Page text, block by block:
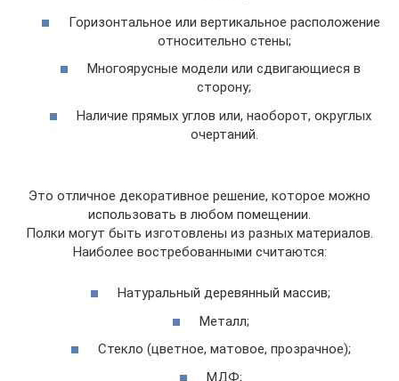
Горизонтальное или вертикальное расположение
относительно стены;
Многоярусные модели или сдвигающиеся в
сторону;
Наличие прямых углов или, наоборот, округлых
очертаний.
Это отличное декоративное решение, которое можно
использовать в любом помещении.
Полки могут быть изготовлены из разных материалов.
Наиболее востребованными считаются:
Натуральный деревянный массив;
Металл;
Стекло (цветное, матовое, прозрачное);
МДФ;